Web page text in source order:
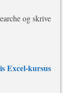
og skrive
Excel-kursus